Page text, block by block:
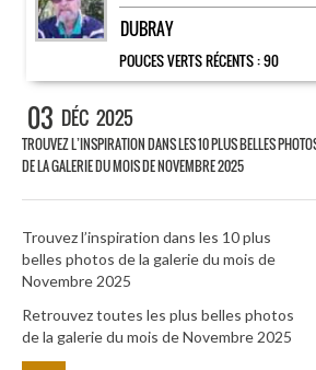
DUBRAY
POUCES VERTS RÉCENTS :90
03 DÉC 2025
TROUVEZ L’INSPIRATION DANS LES 10 PLUS BELLES
DE LA GALERIE DU MOIS DE NOVEMBRE 2025
Trouvez l’inspiration dans les 10 plus
belles photos de la galerie du mois de
Novembre 2025
Retrouvez toutes les plus belles photos
de la galerie du mois de Novembre 2025